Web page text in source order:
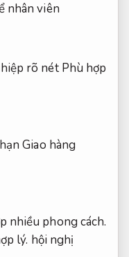
nhân viên
rõ nét Phù hợp
Giao hàng
nhiều phong cách.
lý. hội nghị